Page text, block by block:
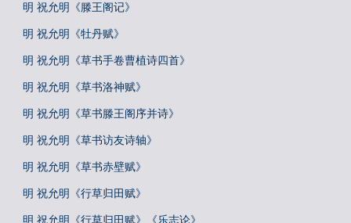
明 祝允明《滕王阁记》
明 祝允明《牡丹赋》
明 祝允明《草书手卷曹植诗四首》
明 祝允明《草书洛神赋》
明 祝允明《草书滕王阁序并诗》
明 祝允明《草书访友诗轴》
明 祝允明《草书赤壁赋》
明 祝允明《行草归田赋》
明 祝允明《行草归田赋》《乐志论》